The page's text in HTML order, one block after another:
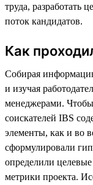
труда, разработать
поток кандидатов.
Как
Собирая
и изучая
менеджерами.
соискателей IBS
элементы, как и во
сформулировали
определили
метрики проекта.